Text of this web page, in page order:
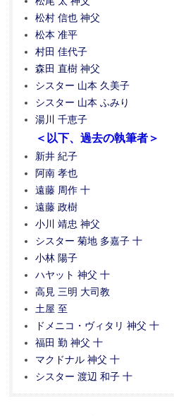
松村 信也 神父
松本 准平
村田 佳代子
森田 直樹 神父
シスター 山本 久美子
シスター 山本 ふみり
湯川 千恵子
＜以下、過去の執筆者＞
新井 紀子
阿南 孝也
遠藤 周作 十
遠藤 政樹
小川 靖忠 神父
シスター 菊地 多嘉子 十
小林 陽子
ハヤット 神父 十
高見 三明 大司教
土屋 至
ドメニコ・ヴィタリ 神父 十
福田 勤 神父 十
マクドナル 神父 十
シスター 渡辺 和子 十